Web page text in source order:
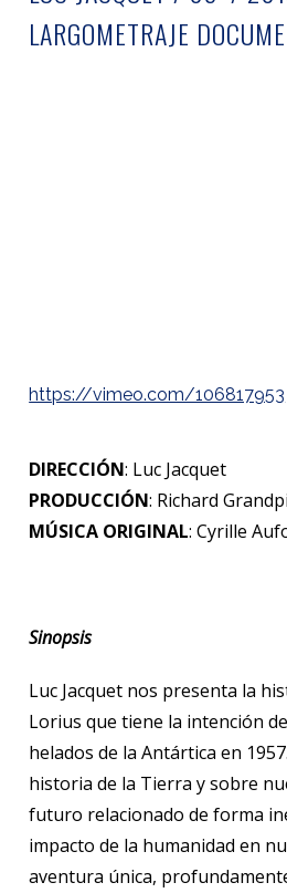
LARGOMETRAJE
https://vimeo.com/106817953
DIRECCIÓN: Luc Jacquet
PRODUCCIÓN: Richard
MÚSICA ORIGINAL: Cyrille
Sinopsis
Luc Jacquet nos presenta la
Lorius que tiene la intención
helados de la Antártica en
historia de la Tierra y sobre
futuro relacionado de forma
impacto de la humanidad en
aventura única,